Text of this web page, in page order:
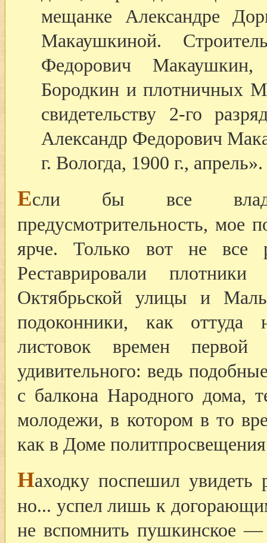
мещанке Александре
Макаушкиной.
Федорович
Бородкин и плотничных
свидетельству 2-го
Александр Федорович
г. Вологда, 1900 г., апрель».
Если бы все
предусмотрительность, мое
ярче. Только вот не все
Реставрировали
Октябрьской улицы и
подоконники, как оттуда
листовок времен первой
удивительного: ведь
с балкона Народного дома,
молодежи, в котором в то
как в Доме
Находку поспешил увидеть
но... успел лишь к
не вспомнить пушкинское